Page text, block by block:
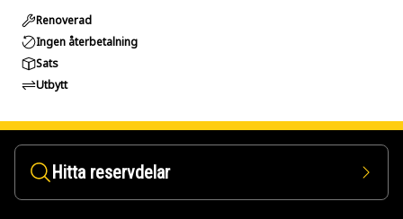
Renoverad
Ingen återbetalning
Sats
Utbytt
Hitta reservdelar